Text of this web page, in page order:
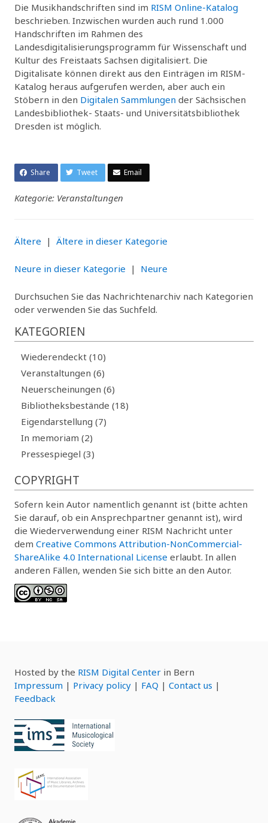
Die Musikhandschriften sind im RISM Online-Katalog
beschrieben. Inzwischen wurden auch rund 1.000
Handschriften im Rahmen des
Landesdigitalisierungsprogramm für Wissenschaft und
Kultur des Freistaats Sachsen digitalisiert. Die
Digitalisate können direkt aus den Einträgen im RISM-
Katalog heraus aufgerufen werden, aber auch ein
Stöbern in den Digitalen Sammlungen der Sächsischen
Landesbibliothek- Staats- und Universitätsbibliothek
Dresden ist möglich.
Share Tweet Email
Kategorie: Veranstaltungen
Ältere | Ältere in dieser Kategorie
Neure in dieser Kategorie | Neure
Durchsuchen Sie das Nachrichtenarchiv nach Kategorien
oder verwenden Sie das Suchfeld.
KATEGORIEN
Wiederendeckt (10)
Veranstaltungen (6)
Neuerscheinungen (6)
Bibliotheksbestände (18)
Eigendarstellung (7)
In memoriam (2)
Pressespiegel (3)
COPYRIGHT
Sofern kein Autor namentlich genannt ist (bitte achten
Sie darauf, ob ein Ansprechpartner genannt ist), wird
die Wiederverwendung einer RISM Nachricht unter
dem Creative Commons Attribution-NonCommercial-
ShareAlike 4.0 International License erlaubt. In allen
anderen Fällen, wenden Sie sich bitte an den Autor.
Hosted by the RISM Digital Center in Bern
Impressum | Privacy policy | FAQ | Contact us |
Feedback